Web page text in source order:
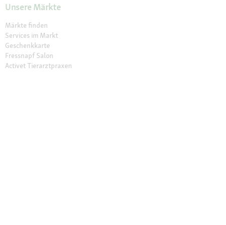
Unsere Märkte
Märkte finden
Services im Markt
Geschenkkarte
Fressnapf Salon
Activet Tierarztpraxen